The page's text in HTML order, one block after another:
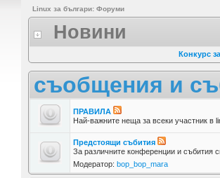
Linux за българи: Форуми
Новини
Конкурс
съобщения и
ПРАВИЛА
Най-важните неща за всеки участник в
Предстоящи събития
За различните конференции и събития
Модератор:bop_bop_mara